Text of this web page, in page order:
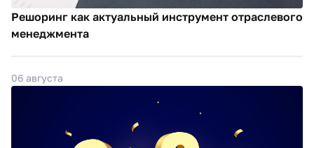
Решоринг как актуальный инструмент отраслевого
менеджмента
06 августа